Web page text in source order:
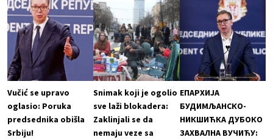
Vučić se upravo
oglasio: Poruka
predsednika obišla
Srbiju!
Snimak koji je ogolio
sve laži blokadera:
Zaklinjali se da
nemaju veze sa
ЕПАРХИЈА
БУДИМЉАНСКО-
НИКШИЋКА ДУБОКО
ЗАХВАЛНА ВУЧИЋУ: